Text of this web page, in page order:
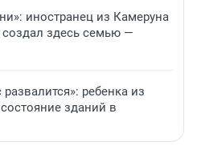
иностранец из Камеруна
создал здесь семью —
ребенка из
зданий в